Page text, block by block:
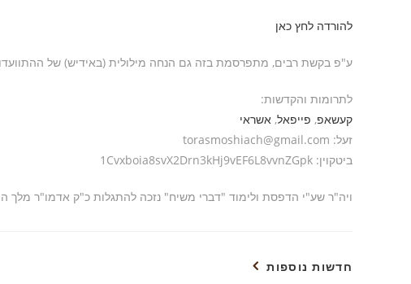
להורדה לחץ כאן
ע"פ בקשת רבים, מתפרסמת בזה גם הנחה מילולית (באידיש) של
לתרומות והקדשות:
קעשאפ, פייפאל, אשראי
זעל: torasmoshiach@gmail.com
ביטקוין: 1Cvxboia8svX2Drn3kHj9vEF6L8vvnZGpk
ויה"ר שע"י הדפסת ולימוד "דברי משיח" נזכה להתגלות כ"ק אדמו"ר
חדשות נוספות